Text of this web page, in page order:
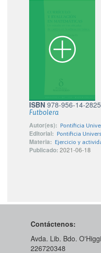
ISBN 978-956-14-
Futbolera
Autor(es): Pontificia
Editorial: Pontificia
Materia: Ejercicio y
Publicado: 2021-06-18
Contáctenos:
Avda. Lib. Bdo.
226720348